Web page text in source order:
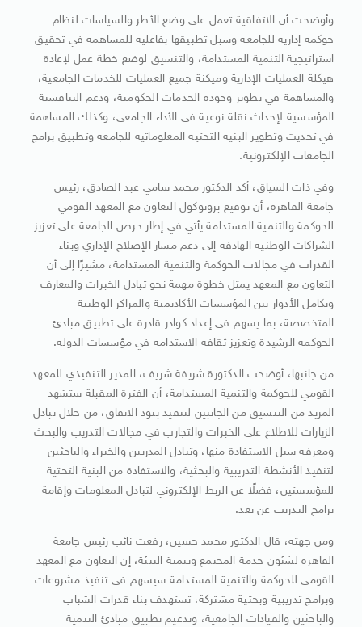
وأوضحت أن الاتفاقية تعمل على وضع الأطر والسياسات لنظام
حوكمة إدارية للجامعة وسبل تطبيقها بفاعلية للمساهمة في تحقيق
استراتيجية التنمية المستدامة، والتنسيق لوضع خطة عمل لإعادة
هيكلة العمليات الإدارية وميكنة جميع العمليات للخدمات الجامعية،
والمساهمة في تطوير وجودة الخدمات الحكومية، ودعم التنافسية
المؤسسية لإحداث نقلة نوعية في الأداء الجامعي، وكذلك المساهمة
في تحديث وتطوير البنية التحتية المعلوماتية للجامعة وتطبيق برامج
الجامعات الإلكترونية.
وفي ذات السياق، أكد الدكتور محمد سامي عبد الصادق، رئيس
جامعة القاهرة، أن توقيع بروتوكول التعاون مع المعهد القومي
للحوكمة والتنمية المستدامة يأتي في إطار حرص الجامعة على تعزيز
الشراكات الوطنية الهادفة إلى دعم مسار الإصلاح الإداري وبناء
القدرات في مجالات الحوكمة والتنمية المستدامة، مشيرًا إلى أن
التعاون مع المعهد يمثل خطوة مهمة نحو تبادل الخبرات والمعارف
وتكامل الأدوار بين المؤسسات الأكاديمية والمراكز الوطنية
المتخصصة، بما يسهم في إعداد كوادر قادرة على تطبيق مبادئ
الحوكمة الرشيدة وتعزيز ثقافة الاستدامة في مؤسسات الدولة.
من جانبها، أوضحت الدكتورة شريفة شريف، المدير التنفيذي للمعهد
القومي للحوكمة والتنمية المستدامة، أن الفترة المقبلة ستشهد
المزيد من التنسيق من الجانبين لتنفيذ بنود الاتفاق، من خلال تبادل
الزيارات للاطلاع على الخبرات والتجارب في مجالات التدريب والبحث
ومعرفة سبل الاستفادة منها، وتبادل المدربين والخبراء والباحثين
لتنفيذ الأنشطة التدريبية والبحثية، والاستفادة من البنية التحتية
للمؤسستين، فضلًا عن الربط الإلكتروني لتبادل المعلومات وإقامة
برامج التدريب عن بعد.
ومن جهته، قال الدكتور محمد حسين، رفعت نائب رئيس جامعة
القاهرة لشئون خدمة المجتمع وتنمية البيئة، إن التعاون مع المعهد
القومي للحوكمة والتنمية المستدامة سيسهم في تنفيذ مشروعات
وبرامج تدريبية وبحثية مشتركة، تستهدف بناء قدرات الشباب
والباحثين والقيادات الجامعية، وتدعيم تطبيق مبادئ التنمية